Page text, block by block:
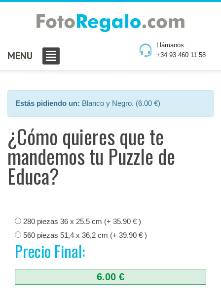
Llámanos:
+34 93 460 11 58
MENU
Estás pidiendo un: Blanco y Negro. (6.00 €)
¿Cómo quieres que te
mandemos tu Puzzle de
Educa?
280 piezas 36 x 25.5 cm (+ 35.90 € )
560 piezas 51,4 x 36,2 cm (+ 39.90 € )
Precio Final:
6.00 €